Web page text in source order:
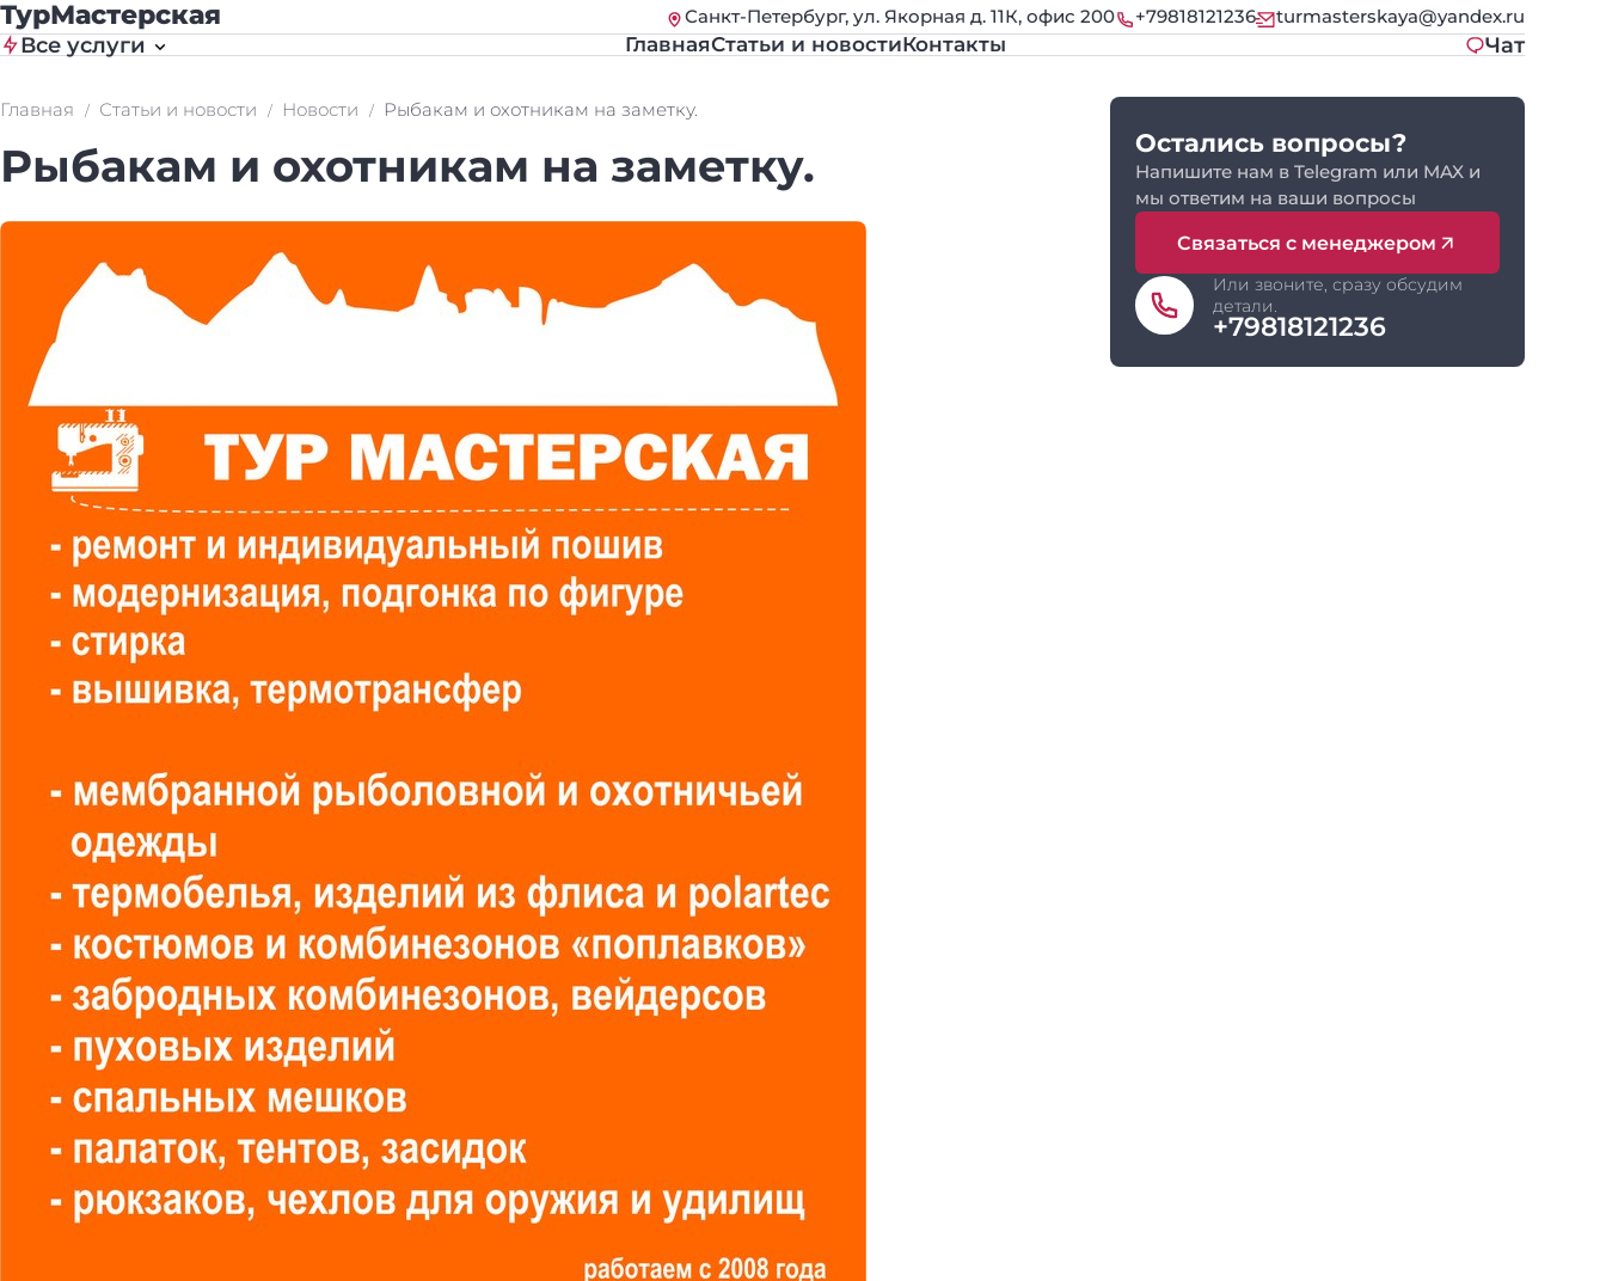
ТурМастерская Санкт-Петербург, ул. Якорная д. 11К, офис 200 +79818121236 turmasterskaya@yandex.ru
Все услуги ГлавнаяСтатьи и новостиКонтакты Чат
Главная Статьи и новости Новости Рыбакам и охотникам на заметку.
Рыбакам и охотникам на заметку. Остались вопросы?
Напишите нам в Telegram или MAX и
мы ответим на ваши вопросы
Связаться с менеджером
Или звоните, сразу обсудим
детали.
+79818121236